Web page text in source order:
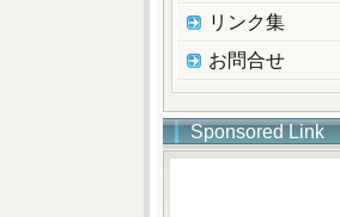
リンク集
お問合せ
Sponsored Link